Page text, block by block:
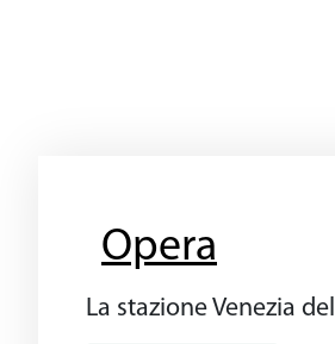
Opera
La stazione Venezia